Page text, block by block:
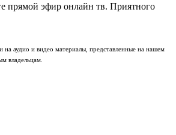
прямой эфир онлайн тв. Приятного
аудио и видео материалы, представленные на нашем
владельцам.